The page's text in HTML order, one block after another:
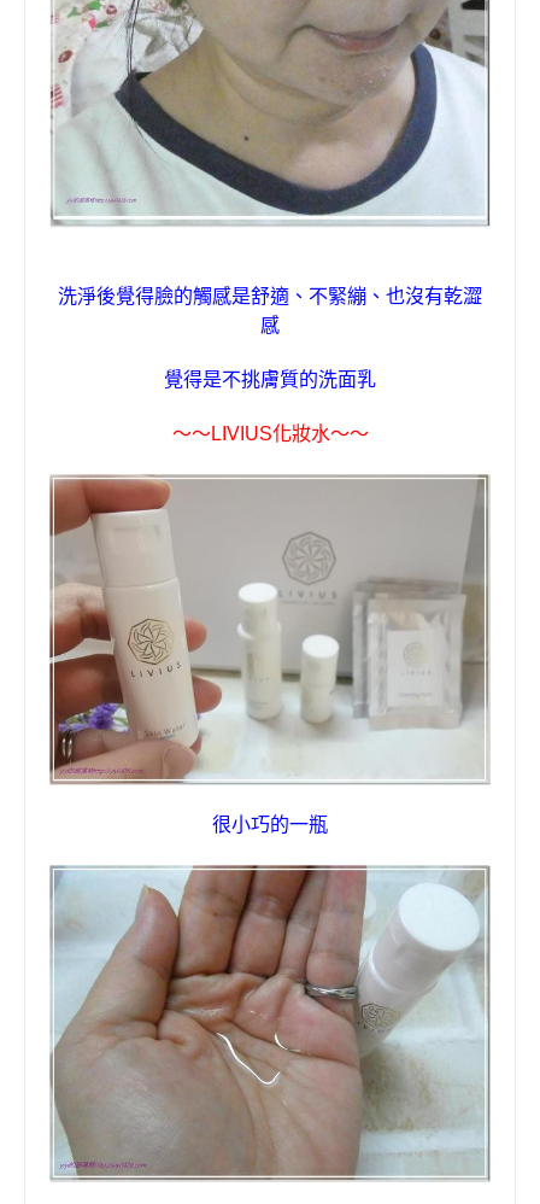
洗淨後覺得臉的觸感是舒適 、不緊繃 、也沒有乾澀
感
覺得是不挑膚質的洗面乳
～～LIVIUS化妝水～～
很小巧的一瓶